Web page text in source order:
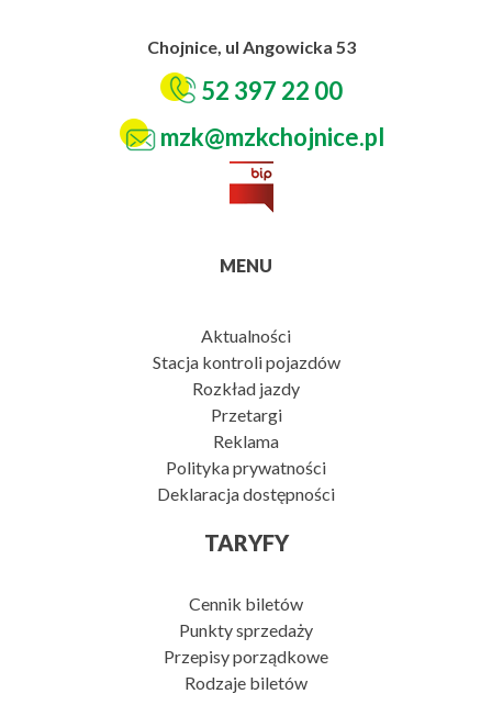
Chojnice, ul Angowicka 53
52 397 22 00
mzk@mzkchojnice.pl
MENU
Aktualności
Stacja kontroli pojazdów
Rozkład jazdy
Przetargi
Reklama
Polityka prywatności
Deklaracja dostępności
TARYFY
Cennik biletów
Punkty sprzedaży
Przepisy porządkowe
Rodzaje biletów